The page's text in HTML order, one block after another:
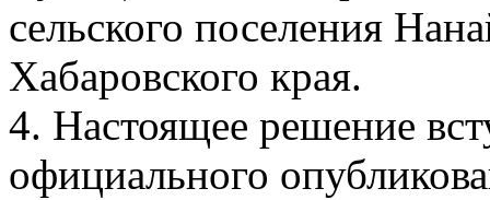
сельского поселения
Хабаровского края.
4. Настоящее решение
официального